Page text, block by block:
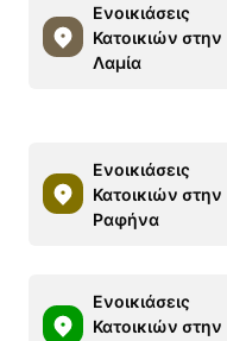
Ενοικιάσεις
Κατοικιών στην
Λαμία
Ενοικιάσεις
Κατοικιών στην
Ραφήνα
Ενοικιάσεις
Κατοικιών στην